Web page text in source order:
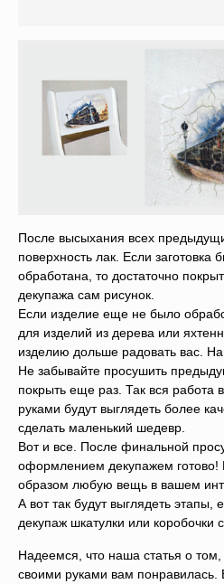
После высыхания всех
поверхность лак. Если заготовка
обработана, то достаточно
декупажа сам рисунок.
Если изделие еще не было
для изделий из дерева или
изделию дольше радовать вас.
Не забывайте просушить
покрыть еще раз. Так вся работа
руками будут выглядеть более
сделать маленький шедевр.
Вот и все. После финальной
оформлением декупажем готово!
образом любую вещь в вашем
А вот так будут выглядеть этапы,
декупаж шкатулки или коробочки
Надеемся, что наша статья о том,
своими руками вам